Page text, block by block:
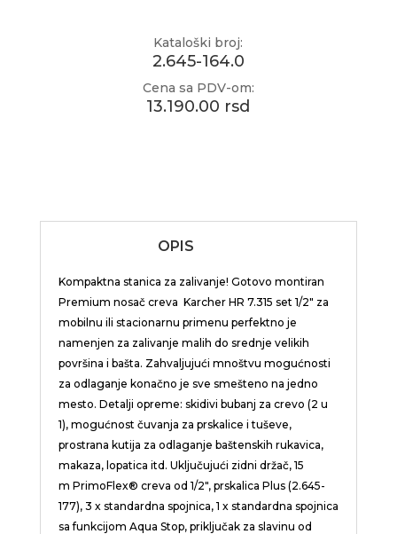
Kataloški broj:
2.645-164.0
Cena sa PDV-om:
13.190.00 rsd
OPIS
Kompaktna stanica za zalivanje! Gotovo montiran
Premium nosač creva Karcher HR 7.315 set 1/2″ za
mobilnu ili stacionarnu primenu perfektno je
namenjen za zalivanje malih do srednje velikih
površina i bašta. Zahvaljujući mnoštvu mogućnosti
za odlaganje konačno je sve smešteno na jedno
mesto. Detalji opreme: skidivi bubanj za crevo (2 u
1), mogućnost čuvanja za prskalice i tuševe,
prostrana kutija za odlaganje baštenskih rukavica,
makaza, lopatica itd. Uključujući zidni držač, 15
m PrimoFlex® creva od 1/2″, prskalica Plus (2.645-
177), 3 x standardna spojnica, 1 x standardna spojnica
sa funkcijom Aqua Stop, priključak za slavinu od